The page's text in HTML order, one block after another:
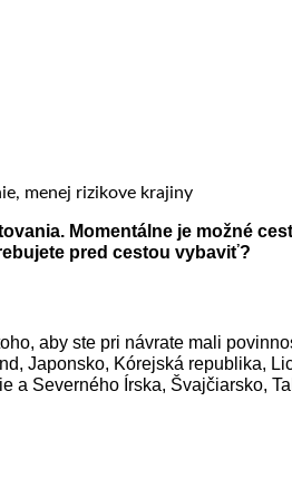
Momentálne je možné
pred cestou vybaviť?
aby ste pri návrate mali
Japonsko, Kórejská republika,
a Severného Írska, Švajčiarsko,